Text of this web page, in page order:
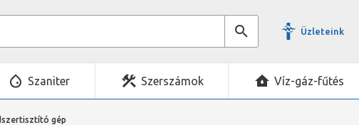
Üzleteink
Szaniter Szerszámok Víz-gáz-fűtés
gép